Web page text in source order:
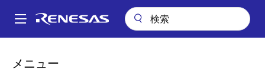
ン
Main
メニュー
パ国内初！AIによる工場向け異常検知ソリューション「RealityCheck